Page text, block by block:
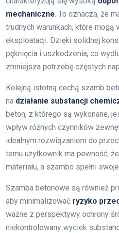
mechaniczne. To oznacza, że
trudnych warunkach, które mogą
eksploatacji. Dzięki solidnej
pęknięcia i uszkodzenia, co
zmniejsza potrzebę częstych
Kolejną istotną cechą szamb
na działanie substancji
beton, z którego są wykonane,
wpływ różnych czynników
idealnym rozwiązaniem do
temu użytkownik ma pewność,
materiału, a szambo spełni
Szamba betonowe są również
aby minimalizować ryzyko
ważne z perspektywy ochrony
niekontrolowany wyciek